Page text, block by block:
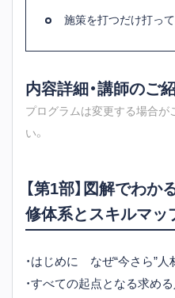
施策を打つだけ打っ
内容詳細・講師のご
プログラムは変更する場合が
い。
【第1部】図解でわか
修体系とスキルマッ
・はじめに なぜ“今さら”
・すべての起点となる求め